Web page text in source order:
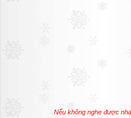
Nếu không nghe được